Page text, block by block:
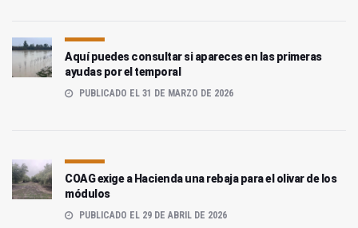
Aquí puedes consultar si apareces en las primeras
ayudas por el temporal
PUBLICADO EL 31 DE MARZO DE 2026
COAG exige a Hacienda una rebaja para el olivar de los
módulos
PUBLICADO EL 29 DE ABRIL DE 2026